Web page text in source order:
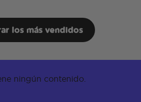
los más vendidos
ningún contenido.